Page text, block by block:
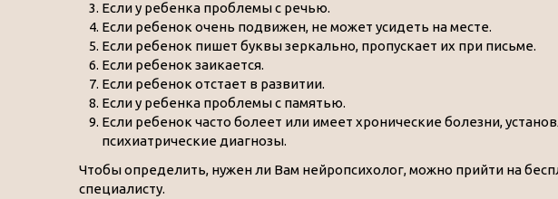
Если у ребенка проблемы с речью.
Если ребенок очень подвижен, не может усидеть на месте.
Если ребенок пишет буквы зеркально, пропускает их при письме.
Если ребенок заикается.
Если ребенок отстает в развитии.
Если у ребенка проблемы с памятью.
Если ребенок часто болеет или имеет хронические болезни,
психиатрические диагнозы.
Чтобы определить, нужен ли Вам нейропсихолог, можно прийти на
специалисту.